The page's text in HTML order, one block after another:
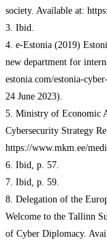
society. Available at:
3. Ibid.
4. e-Estonia (2019)
new department for
estonia.com/estonia-
24 June 2023).
5. Ministry of Economic
Cybersecurity Strategy
https://www.mkm.ee/
6. Ibid, p. 57.
7. Ibid, p. 59.
8. Delegation of the
Welcome to the Tallinn
of Cyber Diplomacy.